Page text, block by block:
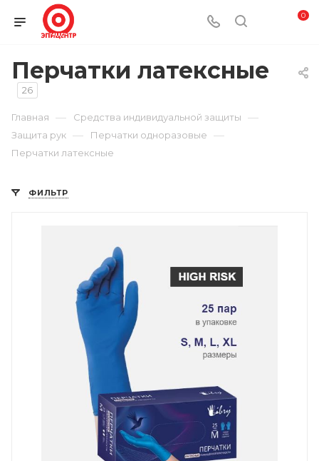
0
Перчатки латексные
26
Главная — Средства индивидуальной защиты —
Защита рук — Перчатки одноразовые —
Перчатки латексные
ФИЛЬТР